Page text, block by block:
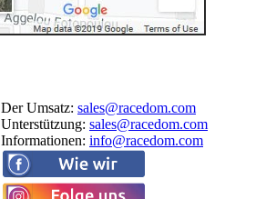
Der Umsatz: sales@racedom.com
Unterstützung: sales@racedom.com
Informationen: info@racedom.com